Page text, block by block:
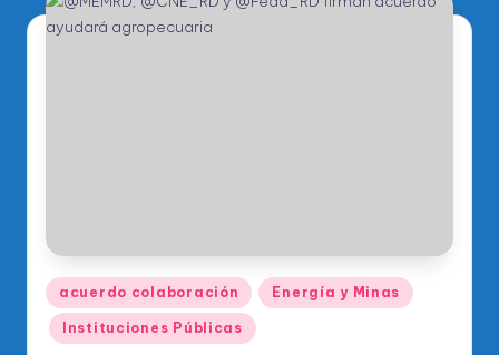
Publicado
en
acuerdo colaboración Energía y Minas
Instituciones Públicas